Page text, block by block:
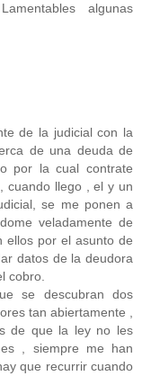
algunas
de la judicial con la
de una deuda de
por la cual contrate
cuando llego , el y un
se me ponen a
veladamente de
ellos por el asunto de
datos de la deudora
cobro.
se descubran dos
tan abiertamente ,
de que la ley no les
, siempre me han
que recurrir cuando